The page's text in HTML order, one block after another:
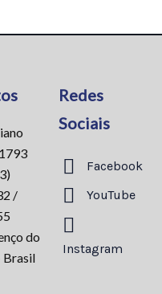
/
do
Brasil
Redes
Sociais
Facebook
YouTube
Instagram